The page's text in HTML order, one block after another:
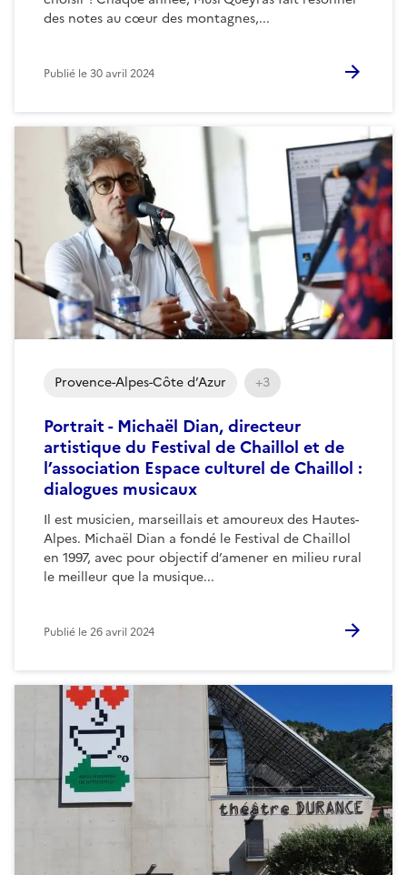
des notes au cœur des montagnes,...
Publié le30 avril 2024
Portrait - Michaël Dian, directeur
artistique du Festival de Chaillol et de
l’association Espace culturel de Chaillol :
dialogues musicaux
Il est musicien, marseillais et amoureux des Hautes-
Alpes. Michaël Dian a fondé le Festival de Chaillol
en 1997, avec pour objectif d’amener en milieu rural
le meilleur que la musique...
Provence-Alpes-Côte d’Azur +3
Publié le26 avril 2024